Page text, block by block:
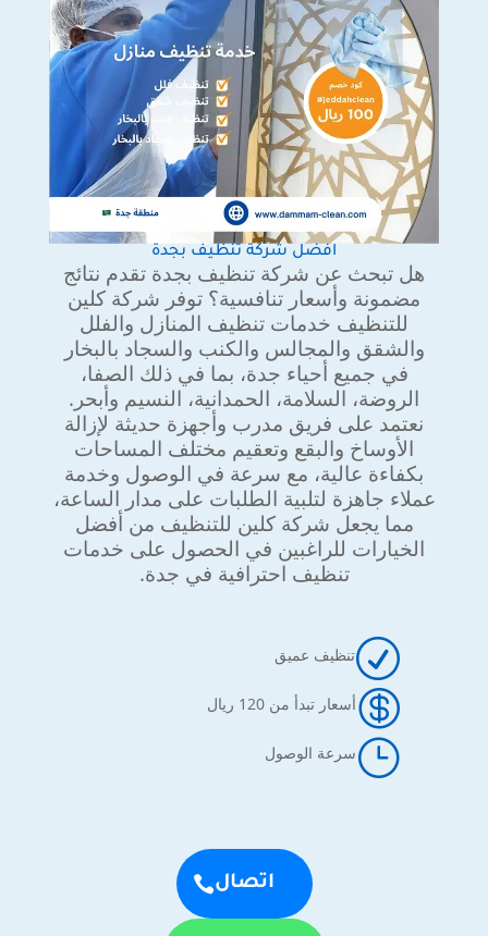
افضل شركة تنظيف بجدة
هل تبحث عن شركة تنظيف بجدة تقدم نتائج
مضمونة وأسعار تنافسية؟ توفر شركة كلين
للتنظيف خدمات تنظيف المنازل والفلل
والشقق والمجالس والكنب والسجاد بالبخار
في جميع أحياء جدة، بما في ذلك الصفا،
الروضة، السلامة، الحمدانية، النسيم وأبحر.
نعتمد على فريق مدرب وأجهزة حديثة لإزالة
الأوساخ والبقع وتعقيم مختلف المساحات
بكفاءة عالية، مع سرعة في الوصول وخدمة
عملاء جاهزة لتلبية الطلبات على مدار الساعة،
مما يجعل شركة كلين للتنظيف من أفضل
الخيارات للراغبين في الحصول على خدمات
تنظيف احترافية في جدة.
Rتنظيف عميق
أسعار تبدأ من 120 ريال
}سرعة الوصول
اتصال